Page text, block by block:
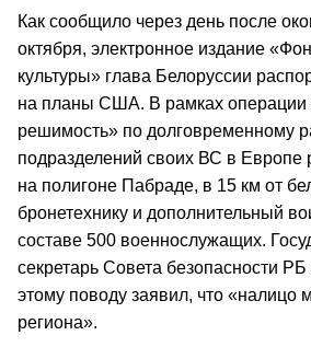
Как сообщило через день после
октября, электронное издание
культуры» глава Белоруссии
на планы США. В рамках операции
решимость» по долговременному
подразделений своих ВС в Европе
на полигоне Пабраде, в 15 км от
бронетехнику и дополнительный
составе 500 военнослужащих.
секретарь Совета безопасности
этому поводу заявил, что «налицо
региона».